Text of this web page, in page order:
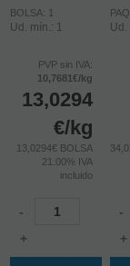
BOLSA: 1
Ud. mín.: 1
PVP sin IVA:
10,7681€/kg
13,0294
€/kg
13,0294€ BOLSA
21.00% IVA
incluido
-
+
Ud.
-
+